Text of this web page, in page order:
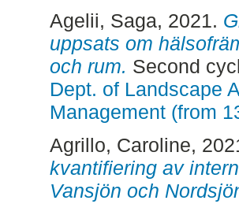
Agelii, Saga, 2021.
uppsats om
och rum. Second
Dept. of Landscape
Management (from
Agrillo, Caroline,
kvantifiering av
Vansjön och